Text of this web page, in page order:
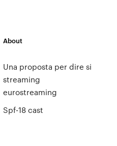
About
Una proposta per dire si
streaming
eurostreaming
Spf-18 cast